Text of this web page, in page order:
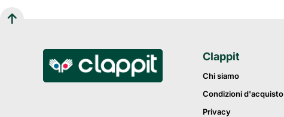
Clappit
Chi siamo
Condizioni d'acquisto
Privacy